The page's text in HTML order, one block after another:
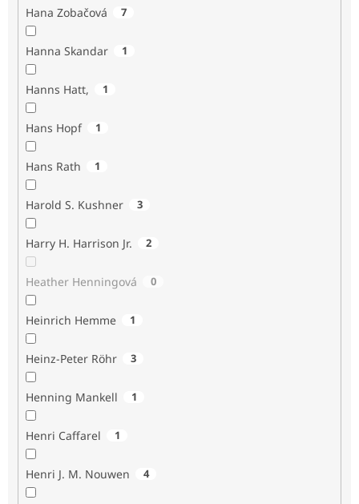
Hana Zobačová 7
Hanna Skandar 1
Hanns Hatt, 1
Hans Hopf 1
Hans Rath 1
Harold S. Kushner 3
Harry H. Harrison Jr. 2
Heather Henningová 0
Heinrich Hemme 1
Heinz-Peter Röhr 3
Henning Mankell 1
Henri Caffarel 1
Henri J. M. Nouwen 4